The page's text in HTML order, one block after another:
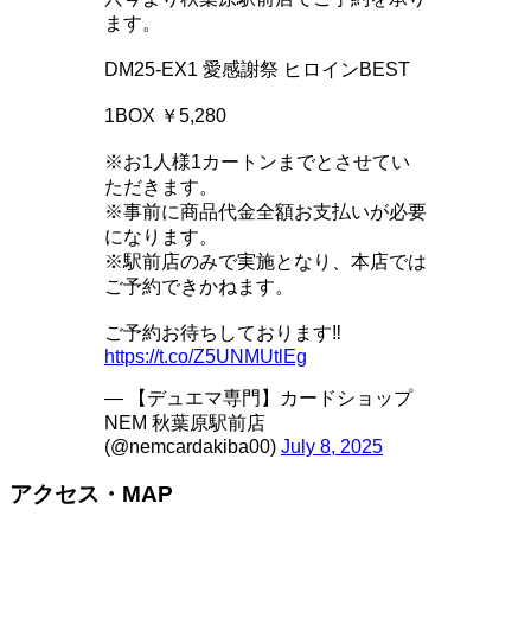
ます。
DM25-EX1 愛感謝祭 ヒロインBEST
1BOX ￥5,280
※お1人様1カートンまでとさせてい
ただきます。
※事前に商品代金全額お支払いが必要
になります。
※駅前店のみで実施となり、本店では
ご予約できかねます。
ご予約お待ちしております‼️
https://t.co/Z5UNMUtlEg
— 【デュエマ専門】カードショップ
NEM 秋葉原駅前店
(@nemcardakiba00) July 8, 2025
アクセス・MAP